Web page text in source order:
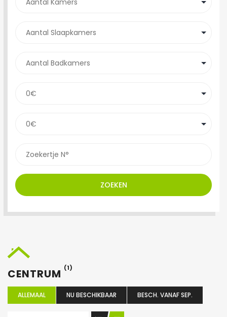
ZOEKEN
CENTRUM (1)
ALLEMAAL NU BESCHIKBAAR BESCH. VANAF SEP.